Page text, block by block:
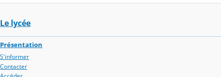
Le lycée
Présentation
S'informer
Contacter